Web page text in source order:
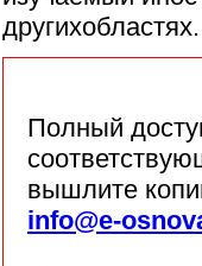
другихобластях.
Полный
вышлите
info@e-